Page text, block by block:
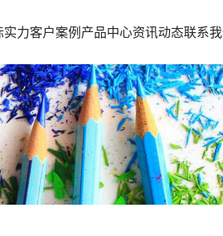
实力客户案例 产品中心资讯动态联系